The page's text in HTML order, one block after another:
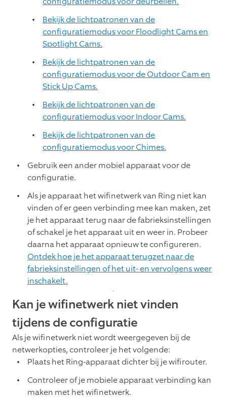
Bekijk de lichtpatronen van de
configuratiemodus voor Floodlight Cams en
Spotlight Cams.
Bekijk de lichtpatronen van de
configuratiemodus voor de Outdoor Cam en
Stick Up Cams.
Bekijk de lichtpatronen van de
configuratiemodus voor Indoor Cams.
Bekijk de lichtpatronen van de
configuratiemodus voor Chimes.
Gebruik een ander mobiel apparaat voor de
configuratie.
Als je apparaat het wifinetwerk van Ring niet kan
vinden of er geen verbinding mee kan maken, zet
je het apparaat terug naar de fabrieksinstellingen
of schakel je het apparaat uit en weer in. Probeer
daarna het apparaat opnieuw te configureren.
Ontdek hoe je het apparaat terugzet naar de
fabrieksinstellingen of het uit- en vervolgens weer
inschakelt.
Kan je wifinetwerk niet vinden
tijdens de configuratie
Als je wifinetwerk niet wordt weergegeven bij de
netwerkopties, controleer je het volgende:
Plaats het Ring-apparaat dichter bij je wifirouter.
Controleer of je mobiele apparaat verbinding kan
maken met het wifinetwerk.